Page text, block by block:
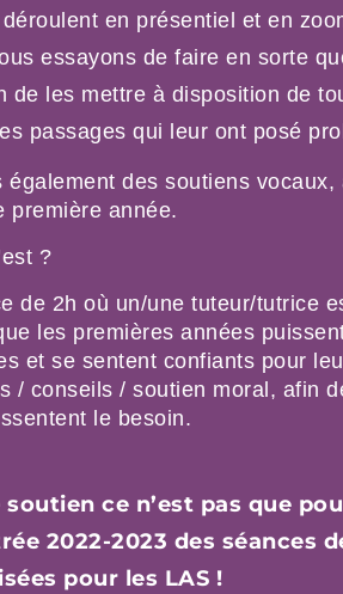
en présentiel et en
essayons de faire en sorte
de les mettre à disposition de
passages qui leur ont posé
également des soutiens
première année.
?
de 2h où un/une tuteur/tutrice
les premières années
et se sentent confiants pour
/ conseils / soutien moral, afin
le besoin.
soutien ce n’est pas que
2022-2023 des séances
pour les LAS !